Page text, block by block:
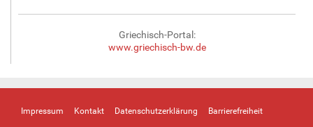
Griechisch-Portal:
www.griechisch-bw.de
Impressum Kontakt Datenschutzerklärung Barrierefreiheit